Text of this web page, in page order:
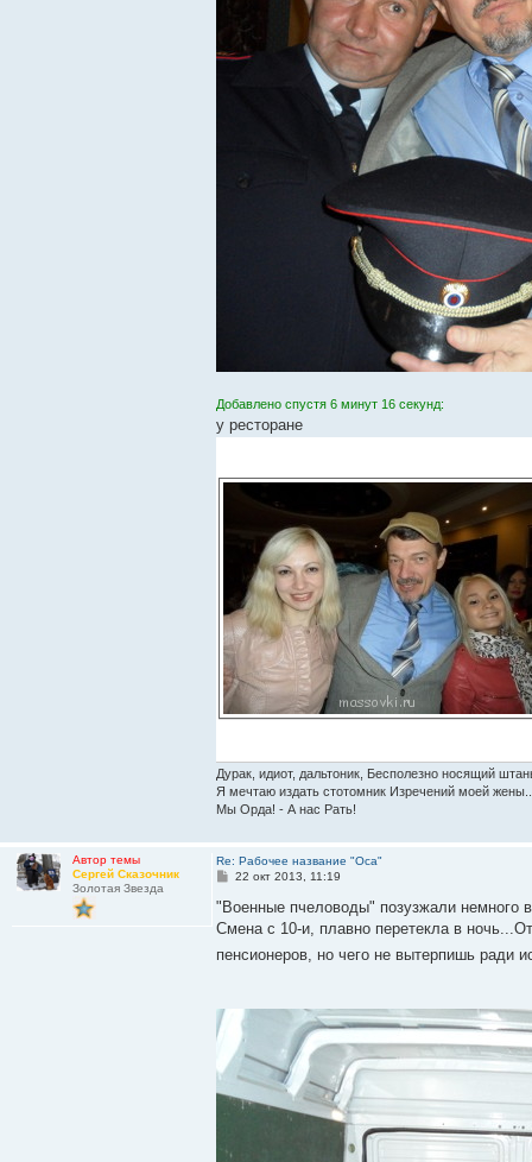
Добавлено спустя 6 минут 16 секунд:
у ресторане
Дурак, идиот, дальтоник, Бесполезно носящий
Я мечтаю издать стотомник Изречений моей
Мы Орда! - А нас Рать!
Автор темы
Сергей Сказочник
Золотая Звезда
Re: Рабочее название "Оса"
С
о
щ
н
22 окт 2013, 11:19
"Военные пчеловоды" позузжали немного
Смена с 10-и, плавно перетекла в
пенсионеров, но чего не вытерпишь ради